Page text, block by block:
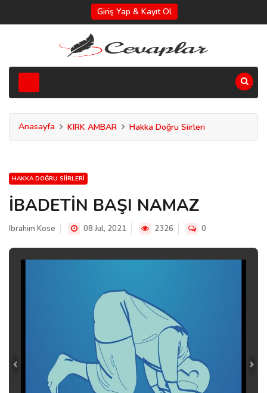
Giriş Yap & Kayıt Ol
Anasayfa KIRK AMBAR Hakka Doğru Siirleri
HAKKA DOĞRU SIIRLERI
İBADETİN BAŞI NAMAZ
Ibrahim Kose 08 Jul, 2021 2326 0